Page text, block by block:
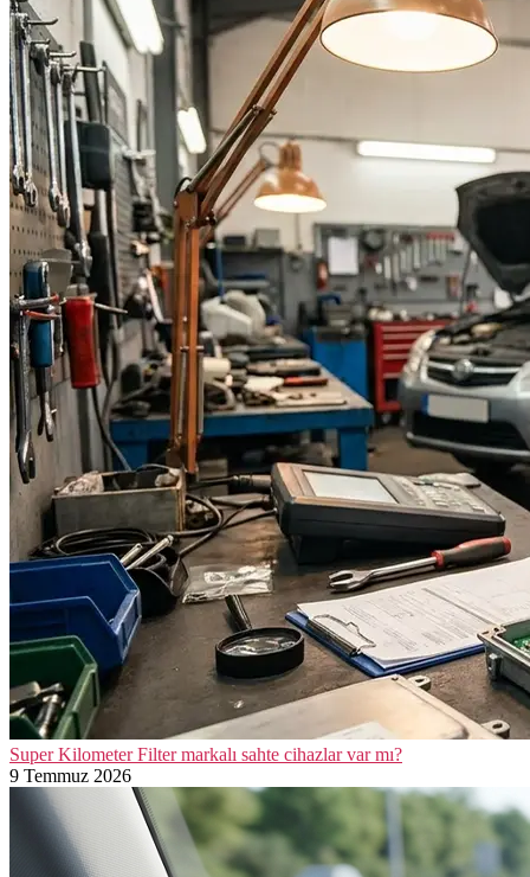
Super Kilometer Filter markalı sahte cihazlar var mı?
9 Temmuz 2026